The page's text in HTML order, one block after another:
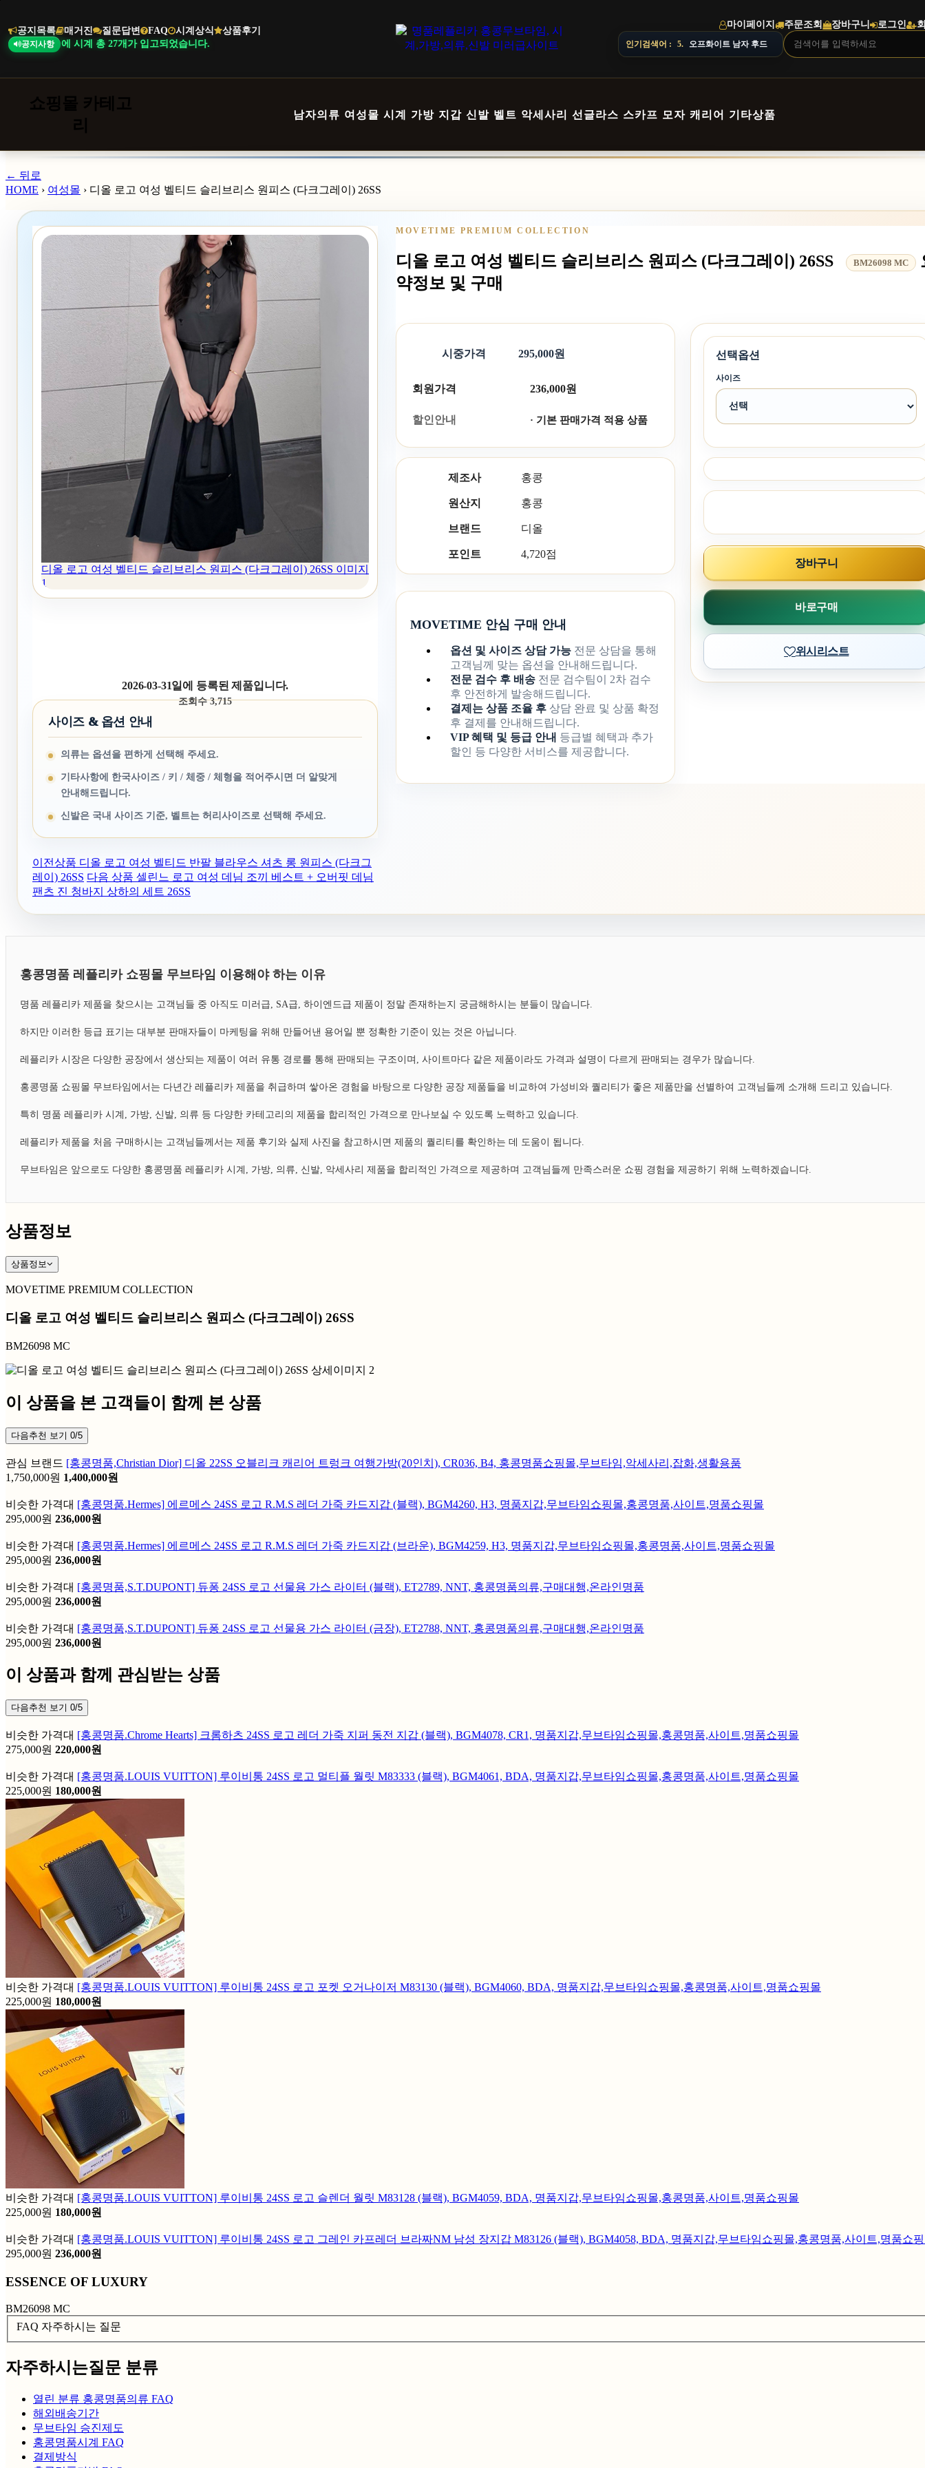
공지목록 매거진 질문답변 FAQ 시계상식 상품후기
공지사항
르띠에 시계 총 27개가 입고되었습니다.
마이페이지 주문조회 장바구니 로그인
인기검색어 :
5. 오프화이트 남자 후드
6. 루이비통 남자 니트
남자의류 여성몰 시계 가방 지갑 신발 벨트 악세사리 선글라스 스카프 모자 캐리어 기타상품
바
로
기
← 뒤로
HOME › 여성몰 › 디올 로고 여성 벨티드 슬리브리스 원피스 (다크그레이) 26SS
디올 로고 여성 벨티드 슬리브리스 원피스 (다크그레이) 26SS 이미지
1
2026-03-31일에 등록된 제품입니다.
조회수 3,715
사이즈 & 옵션 안내
의류는 옵션을 편하게 선택해 주세요.
기타사항에 한국사이즈 / 키 / 체중 / 체형을 적어주시면 더 알맞게
안내해드립니다.
신발은 국내 사이즈 기준, 벨트는 허리사이즈로 선택해 주세요.
MOVETIME PREMIUM COLLECTION
디올 로고 여성 벨티드 슬리브리스 원피스 (다크그레이) 26SS BM26098 MC
약정보 및 구매
시중가격 295,000원
회원가격 236,000원
할인안내 · 기본 판매가격 적용 상품
제조사 홍콩
원산지 홍콩
브랜드 디올
포인트 4,720점
MOVETIME 안심 구매 안내
옵션 및 사이즈 상담 가능 전문 상담을 통해
고객님께 맞는 옵션을 안내해드립니다.
전문 검수 후 배송 전문 검수팀이 2차 검수
후 안전하게 발송해드립니다.
결제는 상품 조율 후 상담 완료 및 상품 확정
후 결제를 안내해드립니다.
VIP 혜택 및 등급 안내 등급별 혜택과 추가
할인 등 다양한 서비스를 제공합니다.
선택옵션
사이즈
바로구매
장바구니
위시리스트
이전상품 디올 로고 여성 벨티드 반팔 블라우스 셔츠 롱 원피스 (다크그
레이) 26SS 다음 상품 셀린느 로고 여성 데님 조끼 베스트 + 오버핏 데님
팬츠 진 청바지 상하의 세트 26SS
홍콩명품 레플리카 쇼핑몰 무브타임 이용해야 하는 이유
명품 레플리카 제품을 찾으시는 고객님들 중 아직도 미러급, SA급, 하이엔드급 제품이 정말 존재하는지 궁금해하시는 분들이 많습니다.
하지만 이러한 등급 표기는 대부분 판매자들이 마케팅을 위해 만들어낸 용어일 뿐 정확한 기준이 있는 것은 아닙니다.
레플리카 시장은 다양한 공장에서 생산되는 제품이 여러 유통 경로를 통해 판매되는 구조이며, 사이트마다 같은 제품이라도 가격과 설명이 다르게 판매되는 경우가 많습니다.
홍콩명품 쇼핑몰 무브타임에서는 다년간 레플리카 제품을 취급하며 쌓아온 경험을 바탕으로 다양한 공장 제품들을 비교하여 가성비와 퀄리티가 좋은 제품만을 선별하여 고객님들께 소개해 드리고 있습니다.
특히 명품 레플리카 시계, 가방, 신발, 의류 등 다양한 카테고리의 제품을 합리적인 가격으로 만나보실 수 있도록 노력하고 있습니다.
레플리카 제품을 처음 구매하시는 고객님들께서는 제품 후기와 실제 사진을 참고하시면 제품의 퀄리티를 확인하는 데 도움이 됩니다.
무브타임은 앞으로도 다양한 홍콩명품 레플리카 시계, 가방, 의류, 신발, 악세사리 제품을 합리적인 가격으로 제공하며 고객님들께 만족스러운 쇼핑 경험을 제공하기 위해 노력하겠습니다.
상품정보
상품정보
MOVETIME PREMIUM COLLECTION
디올 로고 여성 벨티드 슬리브리스 원피스 (다크그레이) 26SS
BM26098 MC
이 상품을 본 고객들이 함께 본 상품
다음추천 보기 0/5
관심 브랜드 [홍콩명품,Christian Dior] 디올 22SS 오블리크 캐리어 트렁크 여행가방(20인치), CR036, B4, 홍콩명품쇼핑몰,무브타임,악세사리,잡화,생활용품
1,750,000원 1,400,000원
비슷한 가격대 [홍콩명품.Hermes] 에르메스 24SS 로고 R.M.S 레더 가죽 카드지갑 (블랙), BGM4260, H3, 명품지갑,무브타임쇼핑몰,홍콩명품,사이트,명품쇼핑몰
295,000원 236,000원
비슷한 가격대 [홍콩명품.Hermes] 에르메스 24SS 로고 R.M.S 레더 가죽 카드지갑 (브라운), BGM4259, H3, 명품지갑,무브타임쇼핑몰,홍콩명품,사이트,명품쇼핑몰
295,000원 236,000원
비슷한 가격대 [홍콩명품,S.T.DUPONT] 듀퐁 24SS 로고 선물용 가스 라이터 (블랙), ET2789, NNT, 홍콩명품의류,구매대행,온라인명품
295,000원 236,000원
비슷한 가격대 [홍콩명품,S.T.DUPONT] 듀퐁 24SS 로고 선물용 가스 라이터 (금장), ET2788, NNT, 홍콩명품의류,구매대행,온라인명품
295,000원 236,000원
이 상품과 함께 관심받는 상품
다음추천 보기 0/5
비슷한 가격대 [홍콩명품.Chrome Hearts] 크롬하츠 24SS 로고 레더 가죽 지퍼 동전 지갑 (블랙), BGM4078, CR1, 명품지갑,무브타임쇼핑몰,홍콩명품,사이트,명품쇼핑몰
275,000원 220,000원
비슷한 가격대 [홍콩명품.LOUIS VUITTON] 루이비통 24SS 로고 멀티플 월릿 M83333 (블랙), BGM4061, BDA, 명품지갑,무브타임쇼핑몰,홍콩명품,사이트,명품쇼핑몰
225,000원 180,000원
비슷한 가격대 [홍콩명품.LOUIS VUITTON] 루이비통 24SS 로고 포켓 오거나이저 M83130 (블랙), BGM4060, BDA, 명품지갑,무브타임쇼핑몰,홍콩명품,사이트,명품쇼핑몰
225,000원 180,000원
비슷한 가격대 [홍콩명품.LOUIS VUITTON] 루이비통 24SS 로고 슬렌더 월릿 M83128 (블랙), BGM4059, BDA, 명품지갑,무브타임쇼핑몰,홍콩명품,사이트,명품쇼핑몰
225,000원 180,000원
비슷한 가격대 [홍콩명품.LOUIS VUITTON] 루이비통 24SS 로고 그레인 카프레더 브라짜NM 남성 장지갑 M83126 (블랙), BGM4058, BDA, 명품지갑,무브타임쇼핑몰,홍콩명품,사이트,명품쇼
295,000원 236,000원
ESSENCE OF LUXURY
BM26098 MC
FAQ 자주하시는 질문
자주하시는질문 분류
열린 분류 홍콩명품의류 FAQ
해외배송기간
무브타임 승진제도
홍콩명품시계 FAQ
결제방식